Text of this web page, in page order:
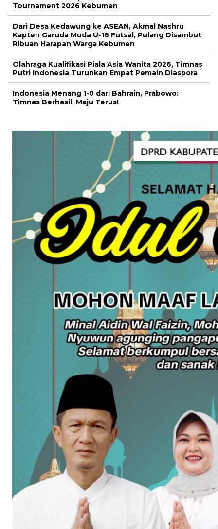
Tournament 2026 Kebumen
Dari Desa Kedawung ke ASEAN, Akmal Nashru
Kapten Garuda Muda U-16 Futsal, Pulang Disambut
Ribuan Harapan Warga Kebumen
Olahraga Kualifikasi Piala Asia Wanita 2026, Timnas
Putri Indonesia Turunkan Empat Pemain Diaspora
Indonesia Menang 1-0 dari Bahrain, Prabowo:
Timnas Berhasil, Maju Terus!